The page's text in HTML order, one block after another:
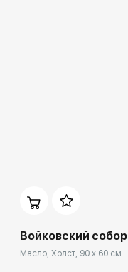
Войковский собор
Масло, Холст, 90 x 60 см